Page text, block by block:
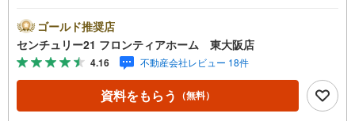
も可能です。 リフォーム内容・システムキッチン入替・全
室クロス張替・全室フローリング張り替え（リビング・洋
室・サービスルーム・廊下）・洗面所、トイレ CF張替 立
地・東大阪市立八戸の里小学校まで徒歩約5分・東大阪市立
小阪中学校まで徒歩約18分 弊社が選ばれる理由 1.お金の扱
い方のプロ、ファイナンシャルプランナーが資金計画をサ
ゴールド推奨店
センチュリー21 フロンティアホーム 東大阪店
4.16 不動産会社レビュー 18件
資料をもらう （無料）